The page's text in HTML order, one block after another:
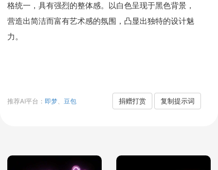
格统一，具有强烈的整体感。以白色呈现于黑色背景，
营造出简洁而富有艺术感的氛围，凸显出独特的设计魅
力。
推荐AI平台： 即梦 豆包 捐赠打赏 复制提示词